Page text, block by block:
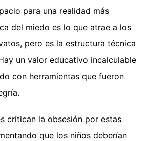
para una realidad más
del miedo es lo que atrae a los
pero es la estructura técnica
un valor educativo incalculable
con herramientas que fueron
critican la obsesión por estas
que los niños deberían